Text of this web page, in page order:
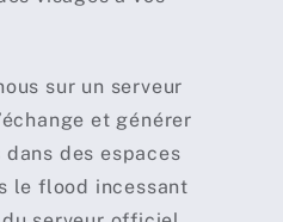
sur un serveur
et générer
dans des espaces
le flood incessant